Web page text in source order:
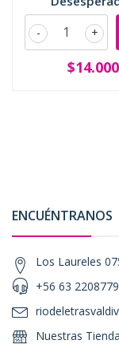
+
-
$14.000
ENCUÉNTRANOS
Los Laureles
+56 63 2208779
Nuestras